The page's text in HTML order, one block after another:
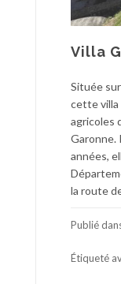
Villa
Située
cette
agricoles
Garonne.
années,
la route
Publié
Étiqueté